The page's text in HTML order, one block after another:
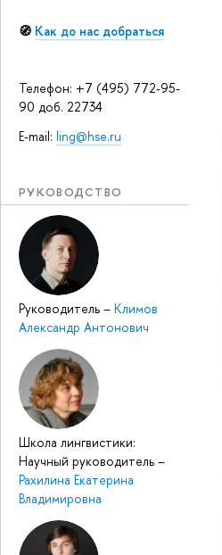
🧭 Как до нас добраться
Телефон: +7 (495) 772-95-
90 доб. 22734
E-mail: ling@hse.ru
РУКОВОДСТВО
Руководитель – Климов
Александр Антонович
Школа лингвистики:
Научный руководитель –
Рахилина Екатерина
Владимировна